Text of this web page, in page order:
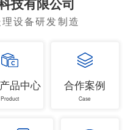
设备研发制造
品中心
Product
合作案例
Case